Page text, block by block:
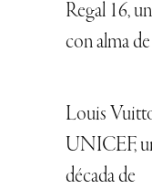
Regal 16,
con alma
Louis
UNICEF,
década de